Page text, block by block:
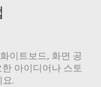
이트보드, 화면 공
아이디어나 스토
.